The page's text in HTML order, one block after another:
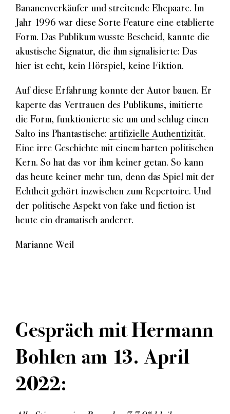
Bananenverkäufer und streitende Ehepaare. Im
Jahr 1996 war diese Sorte Feature eine etablierte
Form. Das Publikum wusste Bescheid, kannte die
akustische Signatur, die ihm signalisierte: Das
hier ist echt, kein Hörspiel, keine Fiktion.
Auf diese Erfahrung konnte der Autor bauen. Er
kaperte das Vertrauen des Publikums, imitierte
die Form, funktionierte sie um und schlug einen
Salto ins Phantastische: artifizielle Authentizität.
Eine irre Geschichte mit einem harten politischen
Kern. So hat das vor ihm keiner getan. So kann
das heute keiner mehr tun, denn das Spiel mit der
Echtheit gehört inzwischen zum Repertoire. Und
der politische Aspekt von fake und fiction ist
heute ein dramatisch anderer.
Marianne Weil
Gespräch mit Hermann
Bohlen am 13. April
2022: